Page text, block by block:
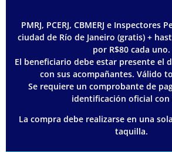
PMRJ, PCERJ, CBMERJ e Inspectores
ciudad de Río de Janeiro (gratis) +
por R$80 cada uno.
El beneficiario debe estar presente el
con sus acompañantes. Válido
Se requiere un comprobante de
identificación oficial
La compra debe realizarse en una
taquilla.